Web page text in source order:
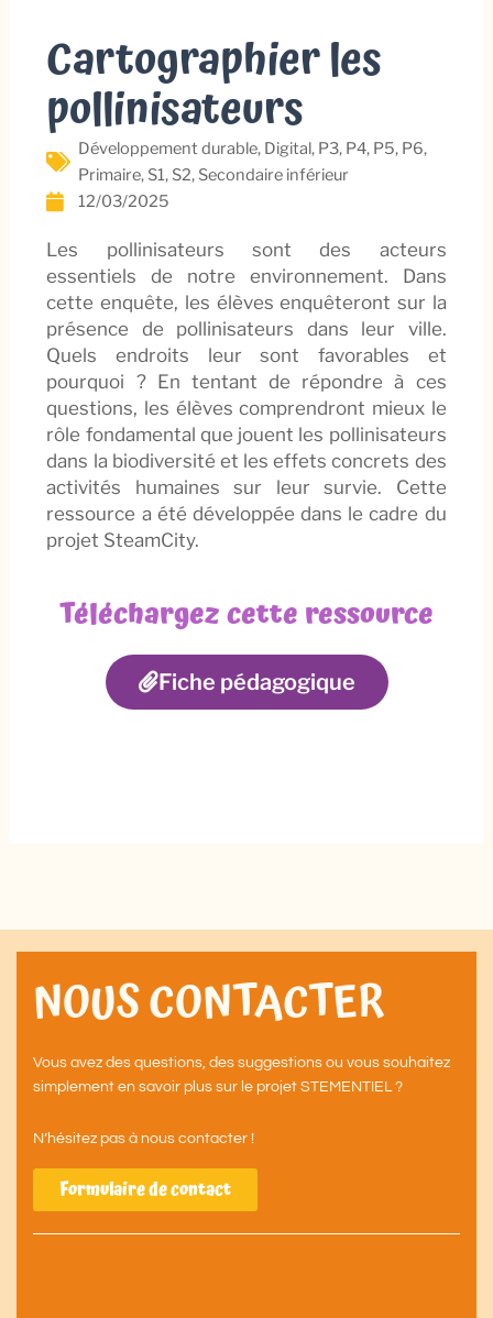
Cartographier les
pollinisateurs
Développement durable, Digital, P3, P4, P5, P6,
Primaire, S1, S2, Secondaire inférieur
12/03/2025
Les pollinisateurs sont des acteurs
essentiels de notre environnement. Dans
cette enquête, les élèves enquêteront sur la
présence de pollinisateurs dans leur ville.
Quels endroits leur sont favorables et
pourquoi ? En tentant de répondre à ces
questions, les élèves comprendront mieux le
rôle fondamental que jouent les pollinisateurs
dans la biodiversité et les effets concrets des
activités humaines sur leur survie. Cette
ressource a été développée dans le cadre du
projet SteamCity.
Téléchargez cette ressource
Fiche pédagogique
NOUS CONTACTER
Vous avez des questions, des suggestions ou vous souhaitez
simplement en savoir plus sur le projet STEMENTIEL ?
N’hésitez pas à nous contacter !
Formulaire de contact